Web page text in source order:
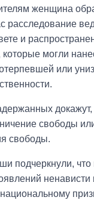
женщина
расследование
и
могли
или
докажут,
свободы
свободы.
подчеркнули, что
ненависти